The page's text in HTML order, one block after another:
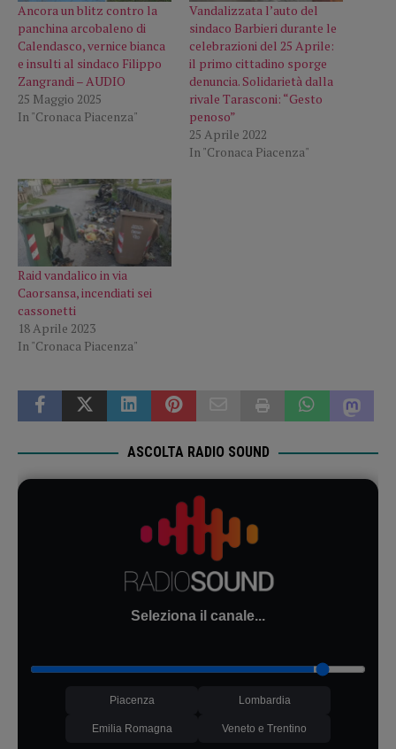
Ancora un blitz contro la
panchina arcobaleno di
Calendasco, vernice bianca
e insulti al sindaco Filippo
Zangrandi – AUDIO
25 Maggio 2025
In "Cronaca Piacenza"
Vandalizzata l’auto del
sindaco Barbieri durante le
celebrazioni del 25 Aprile:
il primo cittadino sporge
denuncia. Solidarietà dalla
rivale Tarasconi: “Gesto
penoso”
25 Aprile 2022
In "Cronaca Piacenza"
Raid vandalico in via
Caorsansa, incendiati sei
cassonetti
18 Aprile 2023
In "Cronaca Piacenza"
ASCOLTA RADIO SOUND
Seleziona il canale...
Piacenza Lombardia
Emilia Romagna Veneto e Trentino